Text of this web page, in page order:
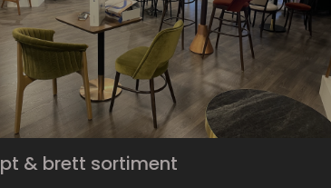
& brett sortiment